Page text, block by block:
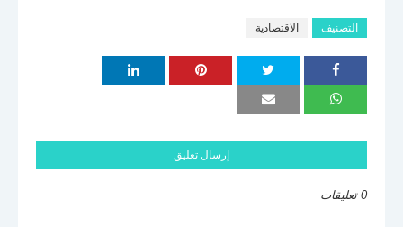
التصنيف الاقتصادية
إرسال تعليق
0 تعليقات